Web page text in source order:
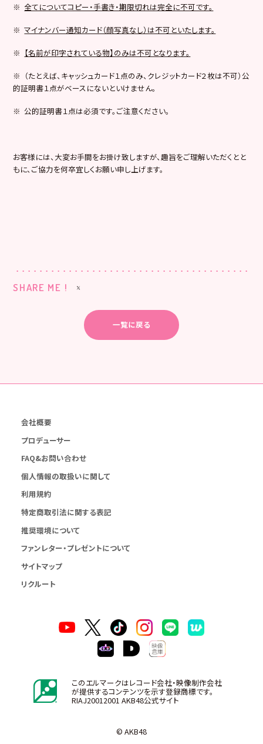
※ 全てについてコピー・手書き・期限切れは完全に不可です。
※マイナンバー通知カード（顔写真なし）は不可といたします。
※ 【名前が印字されている物】のみは不可となります。
※ （たとえば、キャッシュカード１点のみ、クレジットカード２枚は不可）公
的証明書１点がベースにないといけません。
※ 公的証明書１点は必須です。ご注意ください。
お客様には、大変お手間をお掛け致しますが、趣旨をご理解いただくとと
もに、ご協力を何卒宜しくお願い申し上げます。
SHARE ME !
一覧に戻る
会社概要
プロデューサー
FAQ&お問い合わせ
個人情報の取扱いに関して
利用規約
特定商取引法に関する表記
推奨環境について
ファンレター・プレゼントについて
サイトマップ
リクルート
このエルマークはレコード会社・映像制作会社
が提供するコンテンツを示す登録商標です。
RIAJ20012001 AKB48公式サイト
© AKB48